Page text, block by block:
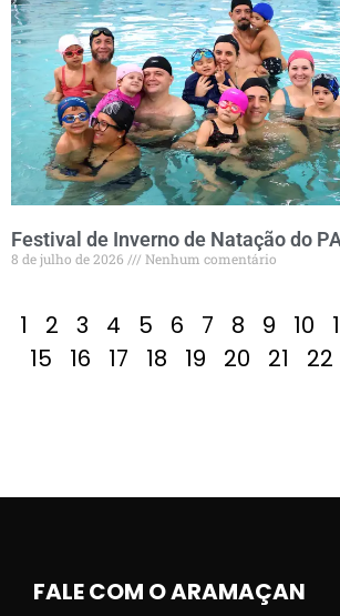
Festival de Inverno de Natação do
8 de julho de 2026 Nenhum comentário
1 2 3 4 5 6 7 8 9 10
15
16 17 18 19 20 21 22
FALE COM O ARAMAÇAN